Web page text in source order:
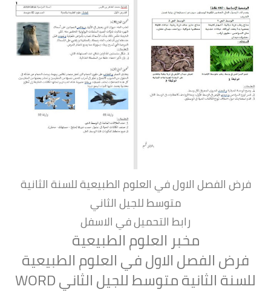
فرض الفصل الاول في العلوم الطبيعية للسنة الثانية
متوسط للجيل الثاني
رابط التحميل في الاسفل
مخبر العلوم الطبيعية
فرض الفصل الاول في العلوم الطبيعية
للسنة الثانية متوسط للجيل الثاني WORD